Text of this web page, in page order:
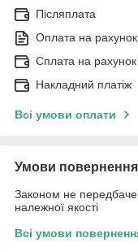
Післяплата
Оплата на рахунок
Сплата на
Накладний платіж
Всі умови оплати
Умови повернення
Законом не
належної якості
Всі умови